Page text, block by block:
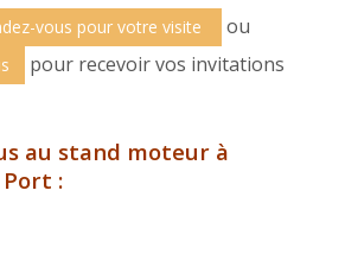
vous pour votre visite ou
pour recevoir vos invitations
au stand moteur à
Port :